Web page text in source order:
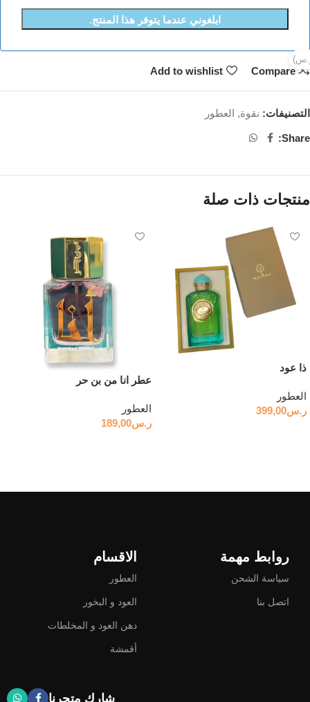
ابلغوني عندما يتوفر هذا المنتج.
Compare
Add to wishlist
التصنيفات: نقوة, العطور
Share:
منتجات ذات صلة
ذا عود
العطور
ر.س399,00
عطر انا من بن حر
العطور
ر.س189,00
روابط مهمة
سياسة الشحن
اتصل بنا
الاقسام
العطور
العود و البخور
دهن العود و المخلطات
أقمشة
شارك متجرنا